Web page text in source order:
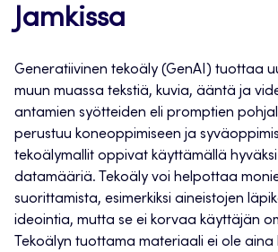
Jamkissa
Generatiivinen tekoäly (GenAI) tuottaa
muun muassa tekstiä, kuvia, ääntä ja
antamien syötteiden eli promptien
perustuu koneoppimiseen ja
tekoälymallit oppivat käyttämällä
datamääriä. Tekoäly voi helpottaa
suorittamista, esimerkiksi aineistojen
ideointia, mutta se ei korvaa käyttäjän
Tekoälyn tuottama materiaali ei ole